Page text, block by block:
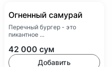
Огненный самурай
Перечный бургер - это
пикантное ...
42 000 сум
Добавить